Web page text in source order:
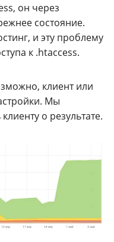
он через
состояние.
и эту проблему
к .htaccess.
клиент или
Мы
о результате.